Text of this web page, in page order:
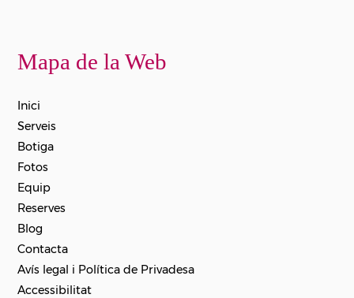
Mapa de la Web
Inici
Serveis
Botiga
Fotos
Equip
Reserves
Blog
Contacta
Avís legal i Política de Privadesa
Accessibilitat